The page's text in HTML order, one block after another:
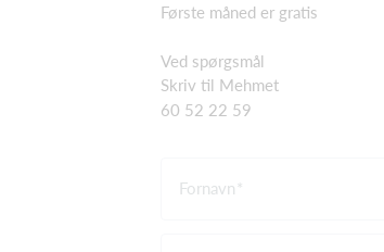
Første måned er gratis
Ved spørgsmål
Skriv til Mehmet
60 52 22 59
Fornavn